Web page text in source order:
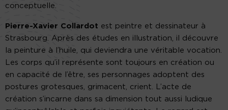
conceptuelle.
Pierre-Xavier Collardot est peintre et dessinateur à
Strasbourg. Après des études en illustration, il découvre
la peinture à l’huile, qui deviendra une véritable vocation.
Les corps qu’il représente sont toujours en création ou
en capacité de l’être, ses personnages adoptent des
postures grotesques, grimacent, crient. L’acte de
création s’incarne dans sa dimension tout aussi ludique